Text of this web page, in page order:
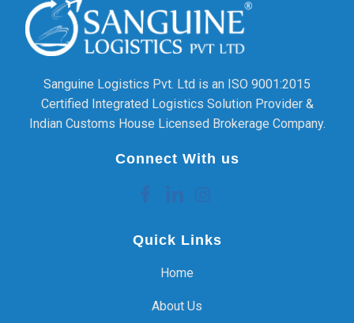
Sanguine Logistics Pvt. Ltd is an ISO 9001:2015
Certified Integrated Logistics Solution Provider &
Indian Customs House Licensed Brokerage Company.
Connect With us
Quick Links
Home
About Us